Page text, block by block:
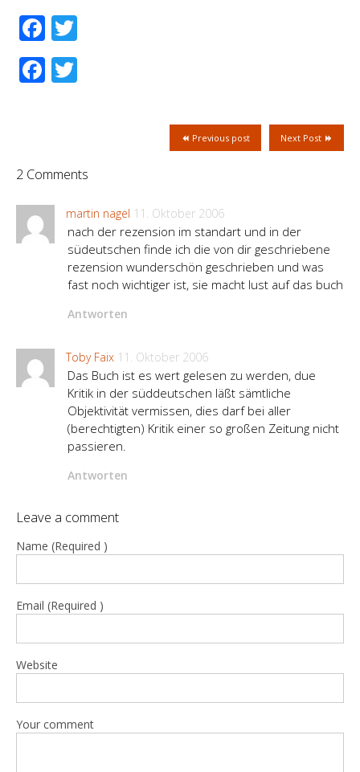
Facebook
Facebook
Next Post
Previous post
2 Comments
martin nagel 11. Oktober 2006
nach der rezension im standart und in der
südeutschen finde ich die von dir geschriebene
rezension wunderschön geschrieben und was
fast noch wichtiger ist, sie macht lust auf das buch
Antworten
Toby Faix 11. Oktober 2006
Das Buch ist es wert gelesen zu werden, due
Kritik in der süddeutschen läßt sämtliche
Objektivität vermissen, dies darf bei aller
(berechtigten) Kritik einer so großen Zeitung nicht
passieren.
Antworten
Leave a comment
Name (Required )
Email (Required )
Website
Your comment